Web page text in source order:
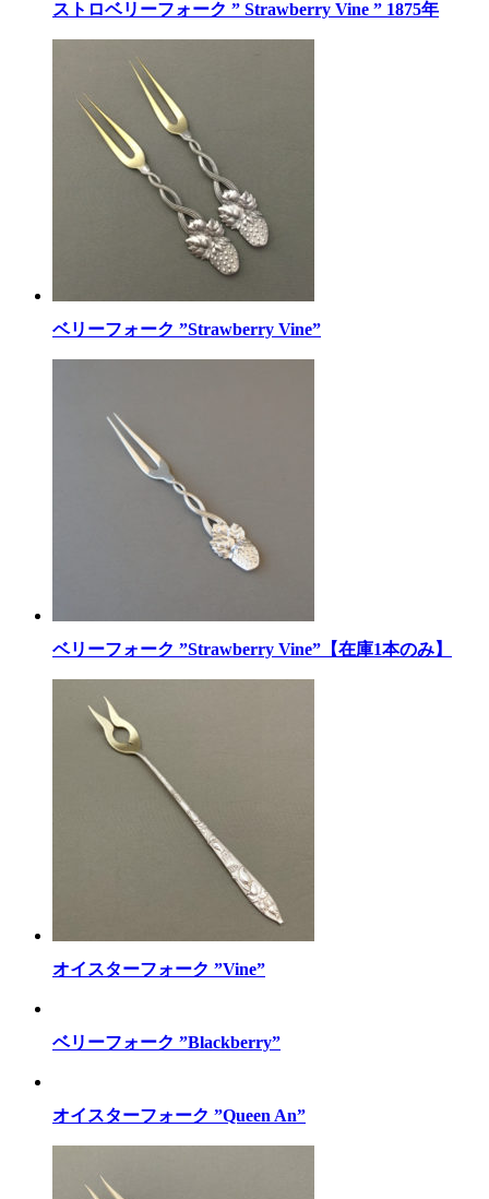
ストロベリーフォーク ” Strawberry Vine ” 1875年
ベリーフォーク ”Strawberry Vine”
ベリーフォーク ”Strawberry Vine”【在庫1本のみ】
オイスターフォーク ”Vine”
ベリーフォーク ”Blackberry”
オイスターフォーク ”Queen An”